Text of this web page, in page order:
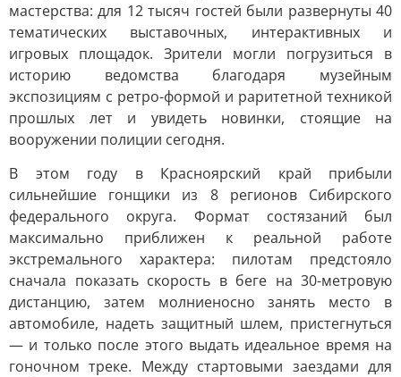
мастерства: для 12 тысяч гостей были развернуты 40
тематических выставочных, интерактивных и
игровых площадок. Зрители могли погрузиться в
историю ведомства благодаря музейным
экспозициям с ретро-формой и раритетной техникой
прошлых лет и увидеть новинки, стоящие на
вооружении полиции сегодня.
В этом году в Красноярский край прибыли
сильнейшие гонщики из 8 регионов Сибирского
федерального округа. Формат состязаний был
максимально приближен к реальной работе
экстремального характера: пилотам предстояло
сначала показать скорость в беге на 30-метровую
дистанцию, затем молниеносно занять место в
автомобиле, надеть защитный шлем, пристегнуться
— и только после этого выдать идеальное время на
гоночном треке. Между стартовыми заездами для